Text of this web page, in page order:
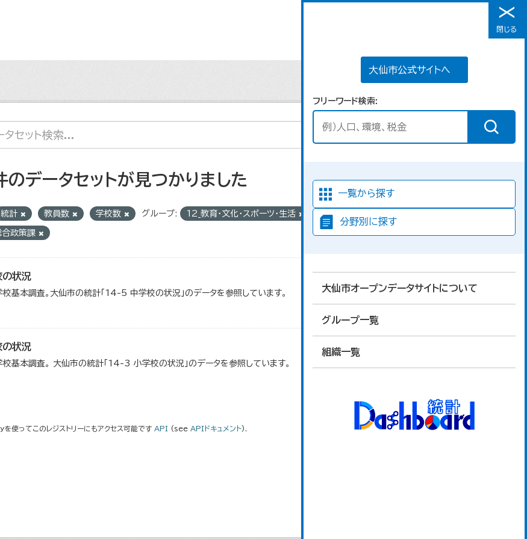
メニュー
大仙市公式サイトへ
フリーワード検索
一覧から探す
分野別に探す
大仙市オープンデータサイトについて
グループ一覧
組織一覧
閉じる
のデータセットが見つかりました
統計 教員数 学校数 グループ: 12_教育・文化・スポーツ・生活 組
合政策課
の状況
校基本調査。大仙市の統計「14-5 中学校の状況」のデータを参照しています。
の状況
校基本調査。 大仙市の統計「14-3 小学校の状況」のデータを参照しています。
使ってこのレジストリーにもアクセス可能です API (see APIドキュメント).